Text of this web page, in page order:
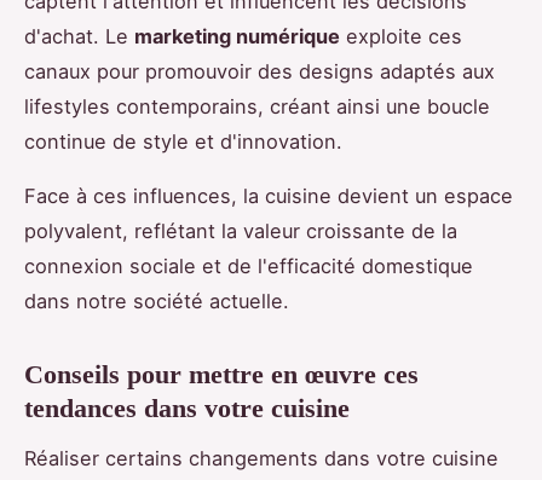
d'achat. Le marketing numérique exploite ces
canaux pour promouvoir des designs adaptés aux
lifestyles contemporains, créant ainsi une boucle
continue de style et d'innovation.
Face à ces influences, la cuisine devient un espace
polyvalent, reflétant la valeur croissante de la
connexion sociale et de l'efficacité domestique
dans notre société actuelle.
Conseils pour mettre en œuvre ces
tendances dans votre cuisine
Réaliser certains changements dans votre cuisine